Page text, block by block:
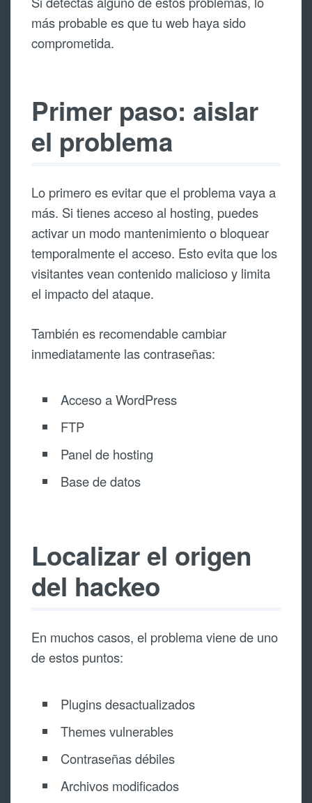
más probable es que tu web haya sido
comprometida.
Primer paso: aislar
el problema
Lo primero es evitar que el problema vaya a
más. Si tienes acceso al hosting, puedes
activar un modo mantenimiento o bloquear
temporalmente el acceso. Esto evita que los
visitantes vean contenido malicioso y limita
el impacto del ataque.
También es recomendable cambiar
inmediatamente las contraseñas:
Acceso a WordPress
FTP
Panel de hosting
Base de datos
Localizar el origen
del hackeo
En muchos casos, el problema viene de uno
de estos puntos:
Plugins desactualizados
Themes vulnerables
Contraseñas débiles
Archivos modificados